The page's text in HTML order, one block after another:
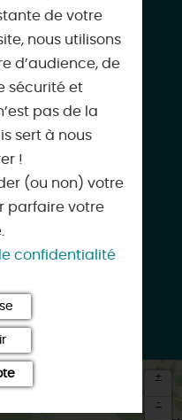
+
-
de votre
nous utilisons
d’audience, de
sécurité et
pas de la
sert à nous
!
(ou non) votre
parfaire votre
confidentialité